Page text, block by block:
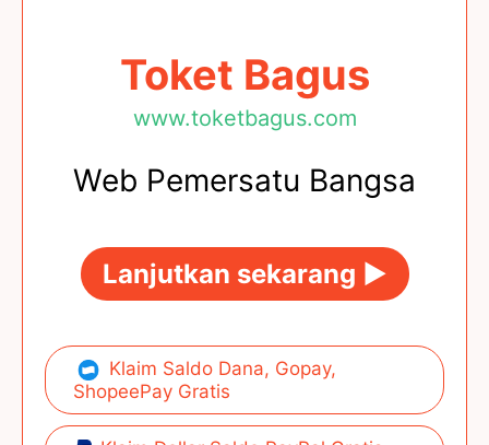
Toket Bagus
www.toketbagus.com
Web Pemersatu Bangsa
Lanjutkan sekarang ►
Klaim Saldo Dana, Gopay,
ShopeePay Gratis